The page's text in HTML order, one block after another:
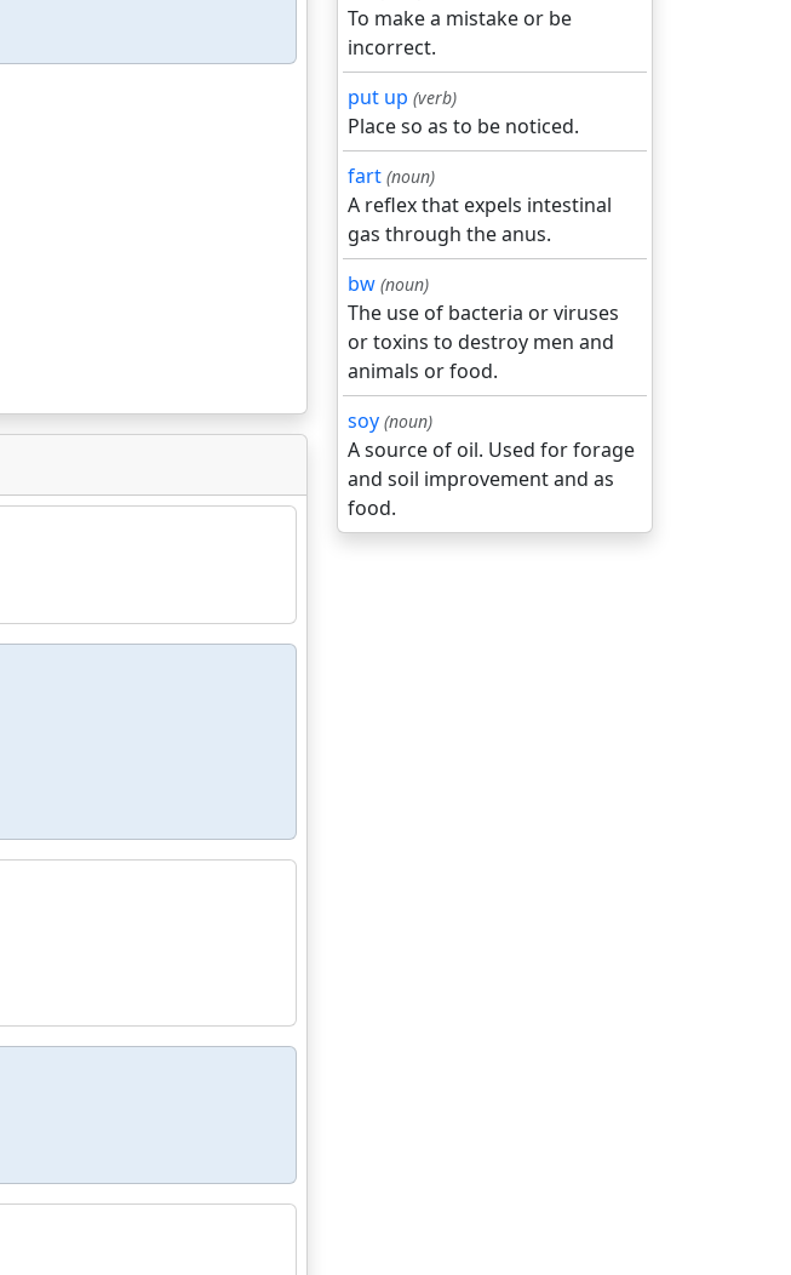
To make a mistake or be
incorrect.
put up (verb)
Place so as to be noticed.
fart (noun)
A reflex that expels intestinal
gas through the anus.
bw (noun)
The use of bacteria or viruses
or toxins to destroy men and
animals or food.
soy (noun)
A source of oil. Used for forage
and soil improvement and as
food.